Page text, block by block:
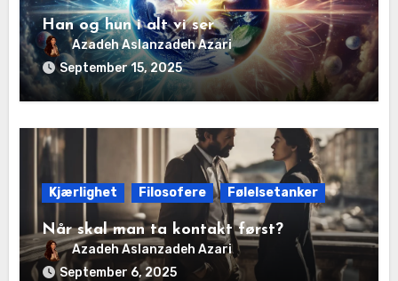
Han og hun i alt vi ser
Azadeh Aslanzadeh Azari
September 15, 2025
Kjærlighet Filosofere Følelsetanker
Når skal man ta kontakt først?
Azadeh Aslanzadeh Azari
September 6, 2025